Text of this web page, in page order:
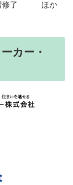
習修了 ほか
カー・